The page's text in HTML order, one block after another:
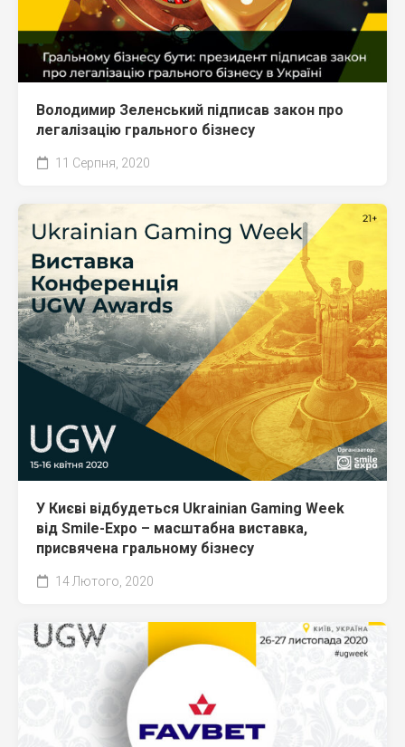
Володимир Зеленський підписав закон про
легалізацію грального бізнесу
11 Серпня, 2020
У Києві відбудеться Ukrainian Gaming Week
від Smile-Expo – масштабна виставка,
присвячена гральному бізнесу
14 Лютого, 2020